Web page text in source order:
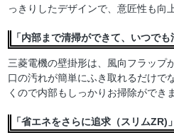
っきりしたデザインで、意匠性も向
「内部まで清掃ができて、いつで
三菱電機の壁掛形は、風向フラップ
口の汚れが簡単にふき取れるだけで
くので内部もしっかりお掃除ができ
「省エネをさらに追求（スリムZR)」